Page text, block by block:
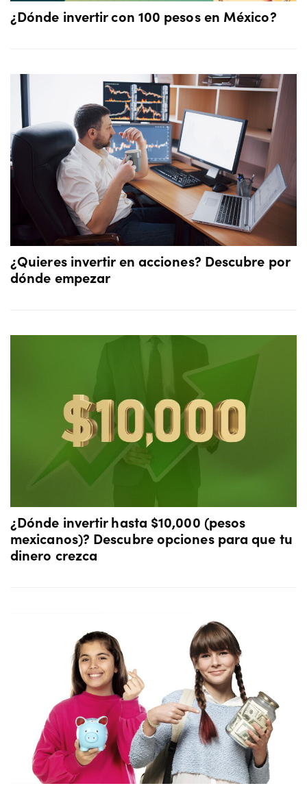
¿Dónde invertir con 100 pesos en México?
¿Quieres invertir en acciones? Descubre por
dónde empezar
¿Dónde invertir hasta $10,000 (pesos
mexicanos)? Descubre opciones para que tu
dinero crezca